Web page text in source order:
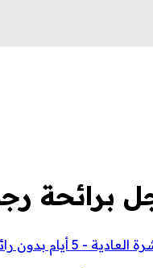
برائحة